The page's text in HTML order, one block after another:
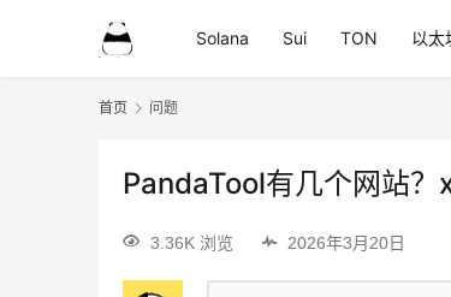
Solana Sui TON 以太
首页 问题
PandaTool有几个网站？
3.36K 浏览 2026年3月20日